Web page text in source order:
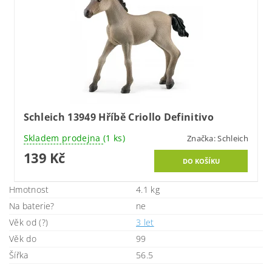
Schleich 13949 Hříbě Criollo Definitivo
Skladem prodejna (1 ks) Značka:Schleich
139 Kč
Hmotnost
4.1 kg
Na baterie?
ne
Věk od (?)
3 let
Věk do
99
Šířka
56.5